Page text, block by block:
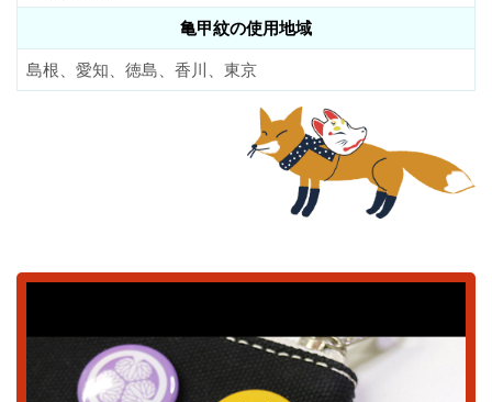
亀甲紋の使用地域
島根、愛知、徳島、香川、東京